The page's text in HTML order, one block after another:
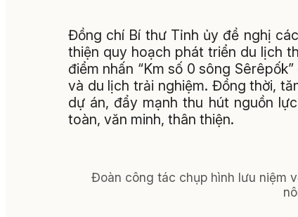
Đồng chí Bí thư Tỉnh ủy đề nghị
thiện quy hoạch phát triển du lịch
điểm nhấn “Km số 0 sông
và du lịch trải nghiệm. Đồng thời,
dự án, đẩy mạnh thu hút nguồn
toàn, văn minh, thân thiện.
Đoàn công tác chụp hình lưu niệm